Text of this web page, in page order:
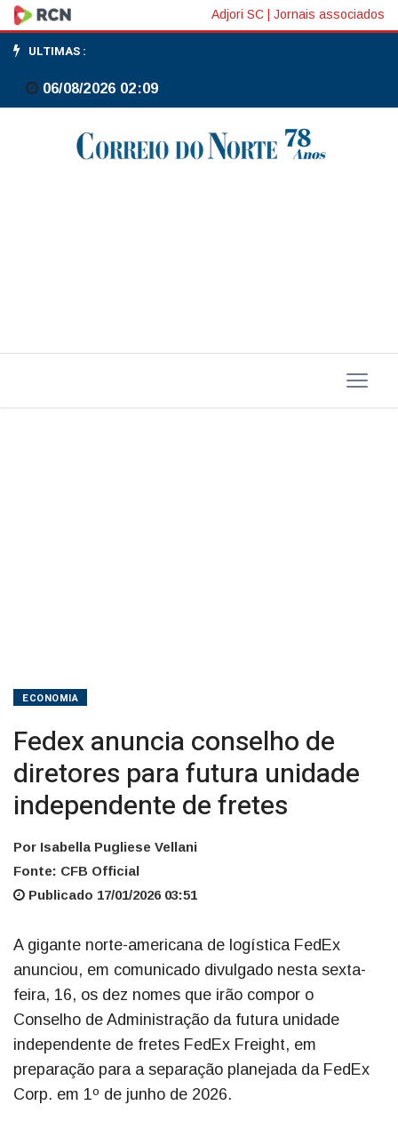
Fedex
anuncia
conselho
diretores
de
Adjori SC Jornais associados
ULTIMAS :
06/08/2026 02:09
ECONOMIA
Fedex anuncia conselho de
diretores para futura unidade
independente de fretes
Por Isabella Pugliese Vellani
Fonte: CFB Official
Publicado 17/01/2026 03:51
A gigante norte-americana de logística FedEx
anunciou, em comunicado divulgado nesta sexta-
feira, 16, os dez nomes que irão compor o
Conselho de Administração da futura unidade
independente de fretes FedEx Freight, em
preparação para a separação planejada da FedEx
Corp. em 1º de junho de 2026.